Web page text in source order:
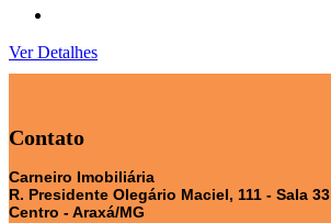
Ver Detalhes
Contato
Carneiro Imobiliária
R. Presidente Olegário Maciel, 111 - Sala 33
Centro - Araxá/MG